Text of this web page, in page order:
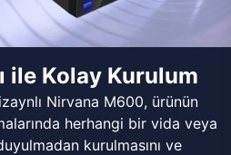
ile Kolay Kurulum
Nirvana M600, ürünün
herhangi bir vida veya
kurulmasını ve